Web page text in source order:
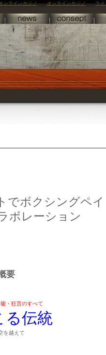
ンラインカジノ オンラインカジノ ライ
ボクシングペ
ボレーション
要
・狂言のすべて
る伝統
を越えて